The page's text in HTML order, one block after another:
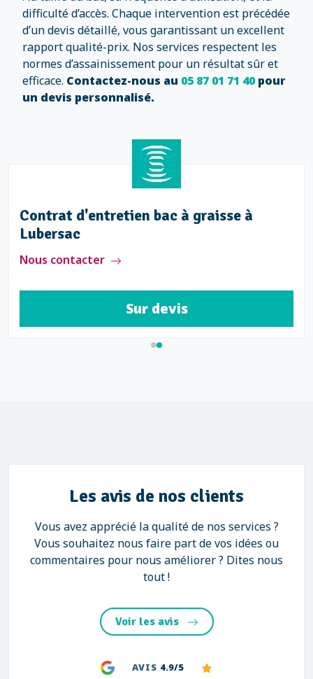
difficulté d’accès. Chaque intervention est précédée
d’un devis détaillé, vous garantissant un excellent
rapport qualité-prix. Nos services respectent les
normes d’assainissement pour un résultat sûr et
efficace. Contactez-nous au 05 87 01 71 40pour
un devis personnalisé.
Contrat d'entretien bac à graisse à
Lubersac
Nous contacter
Sur devis
Les avis de nos clients
Vous avez apprécié la qualité de nos services ?
Vous souhaitez nous faire part de vos idées ou
commentaires pour nous améliorer ? Dites nous
tout !
Voir les avis
AVIS 4.9/5